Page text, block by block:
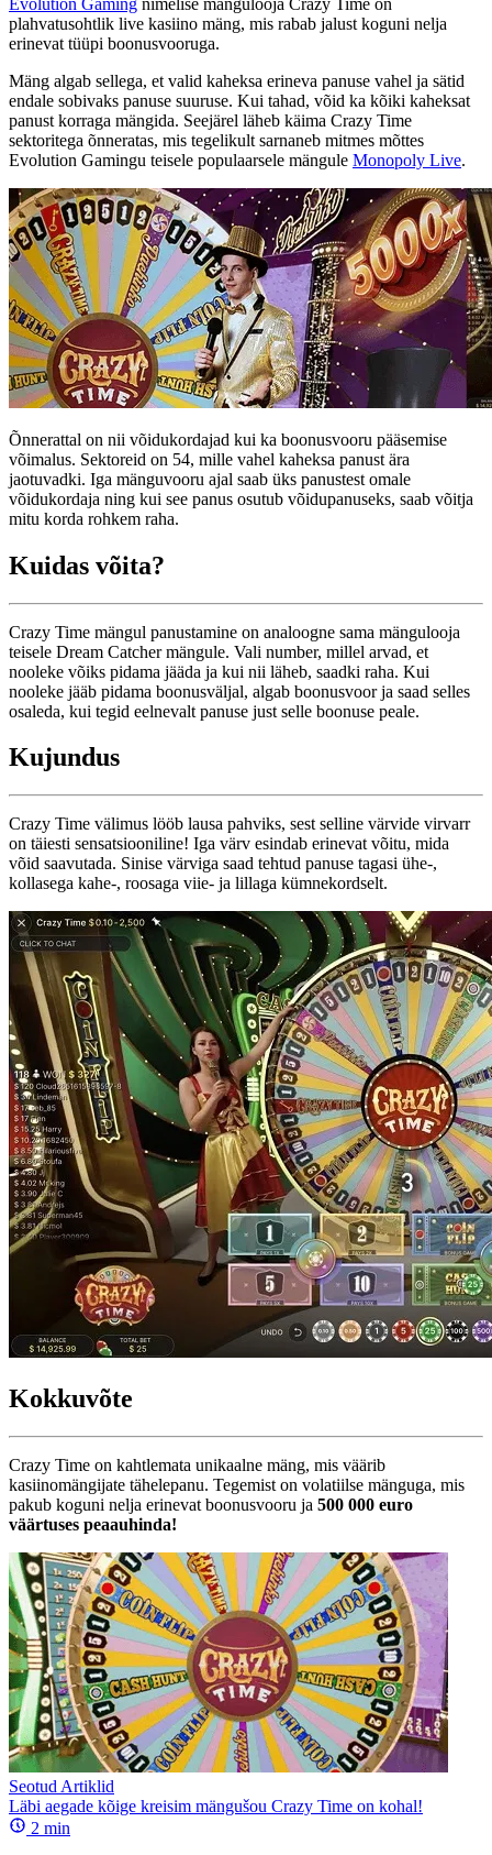
plahvatusohtlik live kasiino mäng, mis rabab jalust koguni nelja
erinevat tüüpi boonusvooruga.
Mäng algab sellega, et valid kaheksa erineva panuse vahel ja sätid
endale sobivaks panuse suuruse. Kui tahad, võid ka kõiki kaheksat
panust korraga mängida. Seejärel läheb käima Crazy Time
sektoritega õnneratas, mis tegelikult sarnaneb mitmes mõttes
Evolution Gamingu teisele populaarsele mängule Monopoly Live.
Õnnerattal on nii võidukordajad kui ka boonusvooru pääsemise
võimalus. Sektoreid on 54, mille vahel kaheksa panust ära
jaotuvadki. Iga mänguvooru ajal saab üks panustest omale
võidukordaja ning kui see panus osutub võidupanuseks, saab võitja
mitu korda rohkem raha.
Kuidas võita?
Crazy Time mängul panustamine on analoogne sama mängulooja
teisele Dream Catcher mängule. Vali number, millel arvad, et
nooleke võiks pidama jääda ja kui nii läheb, saadki raha. Kui
nooleke jääb pidama boonusväljal, algab boonusvoor ja saad selles
osaleda, kui tegid eelnevalt panuse just selle boonuse peale.
Kujundus
Crazy Time välimus lööb lausa pahviks, sest selline värvide virvarr
on täiesti sensatsiooniline! Iga värv esindab erinevat võitu, mida
võid saavutada. Sinise värviga saad tehtud panuse tagasi ühe-,
kollasega kahe-, roosaga viie- ja lillaga kümnekordselt.
Kokkuvõte
Crazy Time on kahtlemata unikaalne mäng, mis väärib
kasiinomängijate tähelepanu. Tegemist on volatiilse mänguga, mis
pakub koguni nelja erinevat boonusvooru ja 500 000 euro
väärtuses peaauhinda!
Seotud Artiklid
Läbi aegade kõige kreisim mängušou Crazy Time on kohal!
2 min